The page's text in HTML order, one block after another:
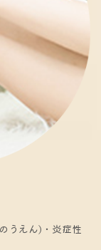
うえん)・炎症性